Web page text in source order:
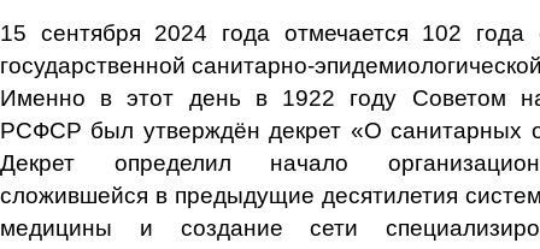
15 сентября 2024 года отмечается 102 года
государственной санитарно-
Именно в этот день в 1922 году Советом
РСФСР был утверждён декрет «О санитарных
Декрет определил начало
сложившейся в предыдущие десятилетия
медицины и создание сети